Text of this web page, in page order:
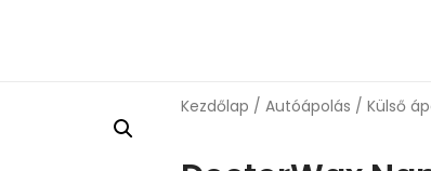
Kezdőlap / Autóápolás / Külső